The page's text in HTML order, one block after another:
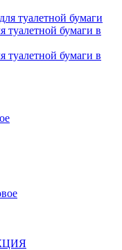
туалетной бумаги
туалетной бумаги в
туалетной бумаги в